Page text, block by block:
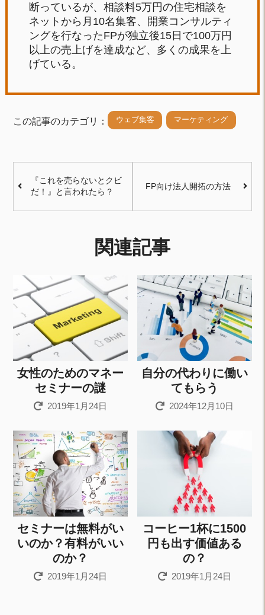
断っているが、相談料5万円の住宅相談を
ネットから月10名集客、開業コンサルティ
ングを行なったFPが独立後15日で100万円
以上の売上げを達成など、多くの成果を上
げている。
この記事のカテゴリ： ウェブ集客 マーケティング
『これを売らないとクビ
だ！』と言われたら？
FP向け法人開拓の方法
関連記事
女性のためのマネー
セミナーの謎
2019年1月24日
自分の代わりに働い
てもらう
2024年12月10日
セミナーは無料がい
いのか？有料がいい
のか？
2019年1月24日
コーヒー1杯に1500
円も出す価値ある
の？
2019年1月24日